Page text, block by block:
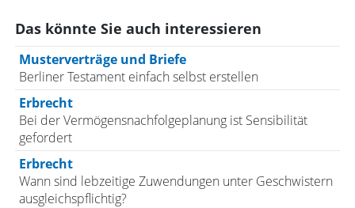
Das könnte Sie auch interessieren
Musterverträge und Briefe
Berliner Testament einfach selbst erstellen
Erbrecht
Bei der Vermögensnachfolgeplanung ist Sensibilität
gefordert
Erbrecht
Wann sind lebzeitige Zuwendungen unter Geschwistern
ausgleichspflichtig?